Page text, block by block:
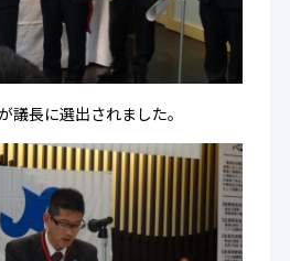
議長に選出されました。